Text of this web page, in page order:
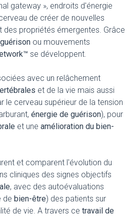
gateway », endroits d'énergie
de créer de nouvelles
des propriétés émergentes. Grâce
guérison ou mouvements
se développent.
avec un relâchement
et de la vie mais aussi
le cerveau supérieur de la tension
énergie de guérison), pour
et une amélioration du bien-
et comparent l'évolution du
cliniques des signes objectifs
, avec des autoévaluations
de bien-être) des patients sur
de vie. A travers ce travail de